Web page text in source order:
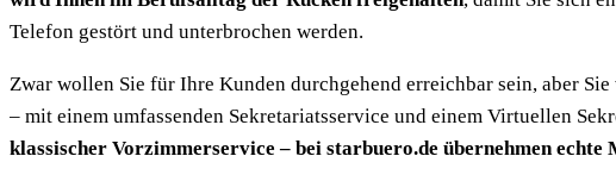
Telefon gestört und unterbrochen werden.
Zwar wollen Sie für Ihre Kunden durchgehend erreichbar sein, aber
– mit einem umfassenden Sekretariatsservice und einem Virtuellen
klassischer Vorzimmerservice – bei starbuero.de übernehmen